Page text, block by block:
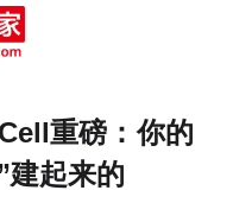
重磅：你的
建起来的